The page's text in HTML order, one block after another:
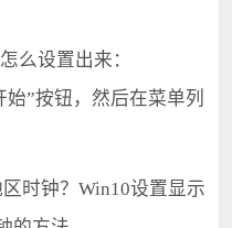
设置出来：
”按钮，然后在菜单列